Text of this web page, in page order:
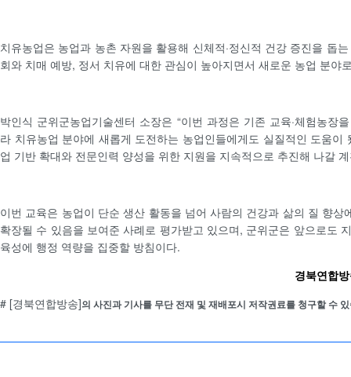
치유농업은 농업과 농촌 자원을 활용해 신체적·정신적 건강 증진을 돕
회와 치매 예방, 정서 치유에 대한 관심이 높아지면서 새로운 농업 분야
박인식 군위군농업기술센터 소장은 “이번 과정은 기존 교육·체험농장
라 치유농업 분야에 새롭게 도전하는 농업인들에게도 실질적인 도움이
업 기반 확대와 전문인력 양성을 위한 지원을 지속적으로 추진해 나갈
이번 교육은 농업이 단순 생산 활동을 넘어 사람의 건강과 삶의 질 향상
확장될 수 있음을 보여준 사례로 평가받고 있으며, 군위군은 앞으로도
육성에 행정 역량을 집중할 방침이다.
경북연합
# [경북연합방송]의 사진과 기사를 무단 전재 및 재배포시 저작권료를 청구할 수